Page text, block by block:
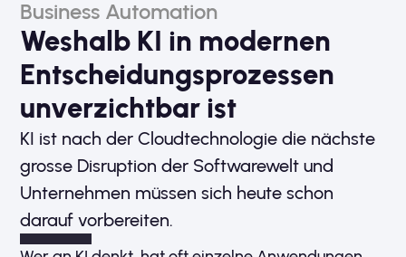
Business Automation
Weshalb KI in modernen
Entscheidungs­prozessen
unverzichtbar ist
KI ist nach der Cloudtechnologie die nächste
grosse Disruption der Softwarewelt und
Unternehmen müssen sich heute schon
darauf vorbereiten.